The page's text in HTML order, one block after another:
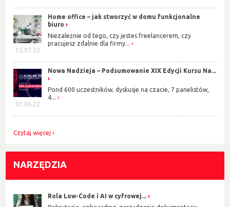
15.07.22
Home office – jak stworzyć w domu funkcjonalne
biuro
Niezależnie od tego, czy jesteś freelancerem, czy
pracujesz zdalnie dla firmy...
03.06.22
Nowa Nadzieja – Podsumowanie XIX Edycji Kursu Na...
Pond 600 uczestników, dyskusje na czacie, 7 panelistów,
4...
Czytaj więcej
NARZĘDZIA
Rola Low-Code i AI w cyfrowej...